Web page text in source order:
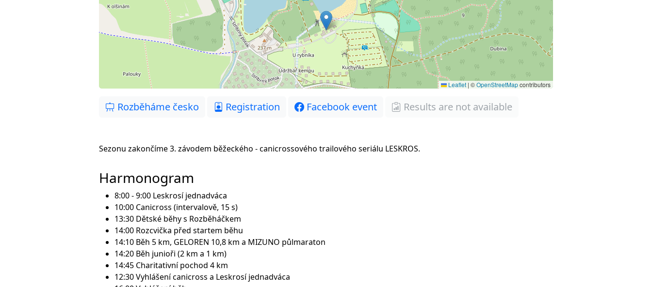
Leaflet | ©OpenStreetMapcontributors
Rozběháme česko Registration Facebook event Results are not available
Sezonu zakončíme 3. závodem běžeckého - canicrossového trailového seriálu LESKROS.
Harmonogram
8:00 - 9:00 Leskrosí jednadváca
10:00 Canicross (intervalově, 15 s)
13:30 Dětské běhy s Rozběháčkem
14:00 Rozcvička před startem běhu
14:10 Běh 5 km, GELOREN 10,8 km a MIZUNO půlmaraton
14:20 Běh junioři (2 km a 1 km)
14:45 Charitativní pochod 4 km
12:30 Vyhlášení canicross a Leskrosí jednadváca